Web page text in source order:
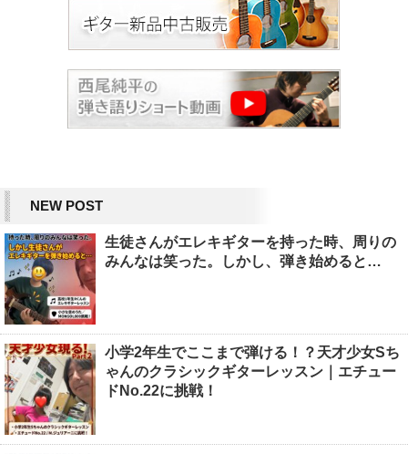
NEW POST
生徒さんがエレキギターを持った時、周りの
みんなは笑った。しかし、弾き始めると…
小学2年生でここまで弾ける！？天才少女Sち
ゃんのクラシックギターレッスン｜エチュー
ドNo.22に挑戦！